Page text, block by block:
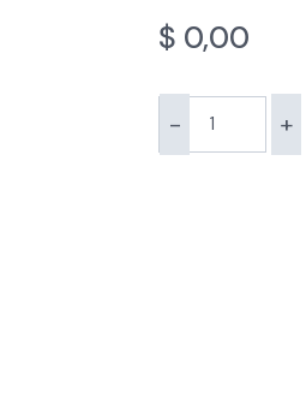
$ 0,00
- +